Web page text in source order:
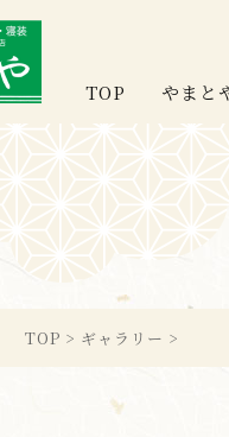
TOP やまと
TOP > ギャラリー >